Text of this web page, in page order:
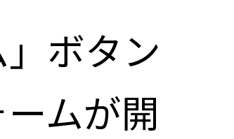
ボタン
ムが開